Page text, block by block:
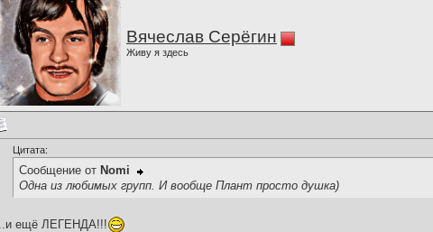
Вячеслав Серёгин
Живу я здесь
Цитата:
Сообщение от Nomi
Одна из любимых групп. И вообще Плант просто душка)
...и ещё ЛЕГЕНДА!!!